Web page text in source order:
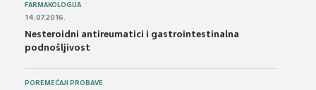
FARMAKOLOGIJA
14.07.2016.
Nesteroidni antireumatici i gastrointestinalna
podnošljivost
POREMEĆAJI PROBAVE